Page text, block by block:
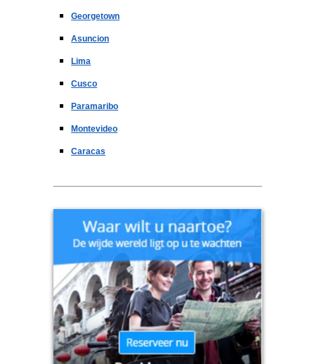
Georgetown
Asuncion
Lima
Cusco
Paramaribo
Montevideo
Caracas